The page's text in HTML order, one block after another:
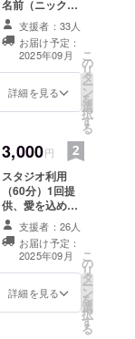
名前（ニック
ネームでもOK）
については任意
で備考欄に書い
ていただけると
嬉しいです。
支援者：33人
お届け予定：
2025年09月
詳細を見る
こ
の
リ
タ
ー
ン
を
選
択
す
る
3,000円
スタジオ利用
（60分）1回提
供、愛を込めた
サンクスメール
有効期限：2025
年12月末
支援者：26人
お届け予定：
2025年09月
詳細を見る
こ
の
リ
タ
ー
ン
を
選
択
す
る